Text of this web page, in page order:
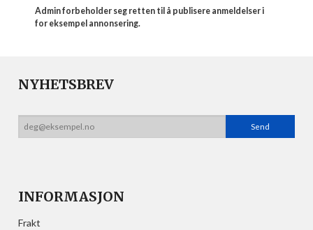
Admin forbeholder seg retten til å publisere anmeldelser i
for eksempel annonsering.
NYHETSBREV
INFORMASJON
Frakt